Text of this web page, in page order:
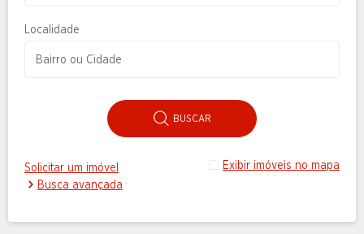
Localidade
Solicitar um imóvel
Exibir imóveis no mapa
Busca avançada
BUSCAR